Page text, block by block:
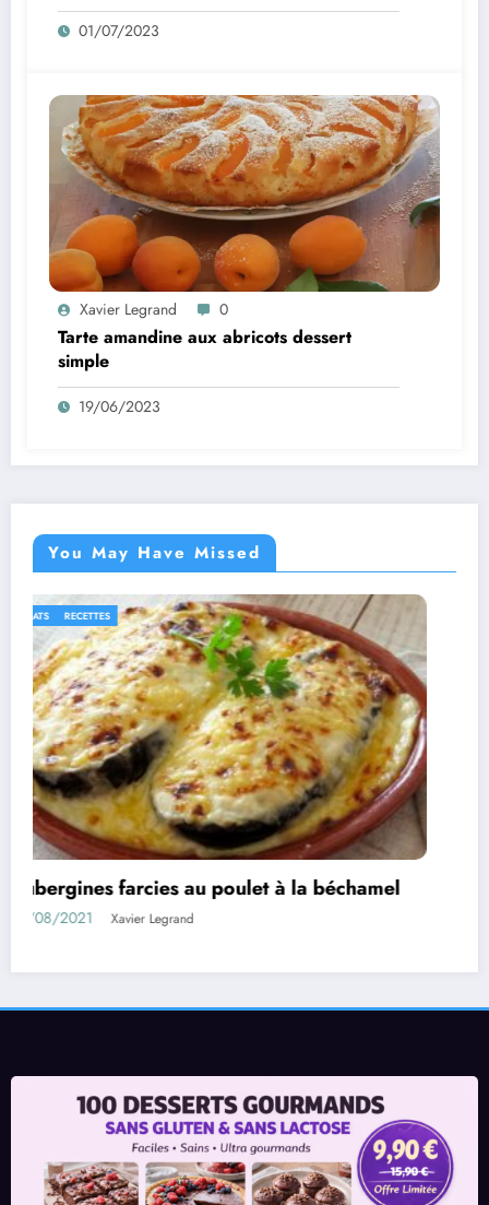
01/07/2023
Xavier Legrand 0
Tarte amandine aux abricots dessert
simple
19/06/2023
You May Have Missed
IDÉES RECETTES RECETTES
Rouleaux d’aubergines farcies
01/08/2021 Xavier Legrand